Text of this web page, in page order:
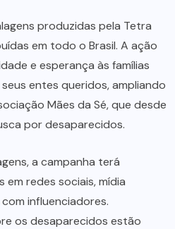
produzidas pela Tetra
em todo o Brasil. A ação
e esperança às famílias
entes queridos, ampliando
Mães da Sé, que desde
por desaparecidos.
a campanha terá
redes sociais, mídia
influenciadores.
os desaparecidos estão